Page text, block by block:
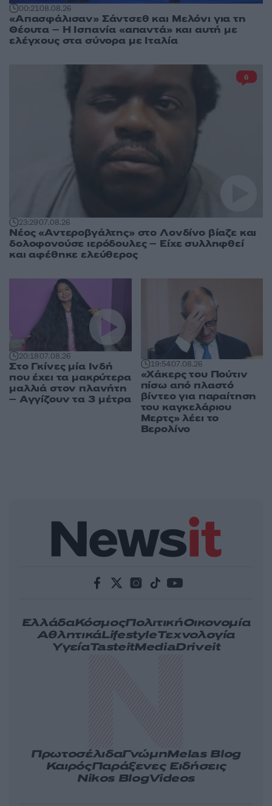
00:2108.08.26
«Απασφάλισαν» Σάντσεθ και Μελόνι για τη
Θέουτα – Η Ισπανία «απαντά» και αυτή με
ελέγχους στα σύνορα με Ιταλία
23:2907.08.26
Νέος «Αντεροβγάλτης» στο Λονδίνο βίαζε και
δολοφονούσε ιερόδουλες – Είχε συλληφθεί
και αφέθηκε ελεύθερος
6
20:1807.08.26
Στο Γκίνες μία Ινδή
που έχει τα μακρύτερα
μαλλιά στον πλανήτη
– Αγγίζουν τα 3 μέτρα
19:5407.08.26
«Χάκερς του Πούτιν
πίσω από πλαστό
βίντεο για παραίτηση
του καγκελάριου
Μερτς» λέει το
Βερολίνο
ΕλλάδαΚόσμοςΠολιτικήΟικονομία
ΑθλητικάLifestyleΤεχνολογία
ΥγείαTasteitMediaDriveit
ΠρωτοσέλιδαΓνώμηMelas Blog
ΚαιρόςΠαράξενες Ειδήσεις
Nikos BlogVideos